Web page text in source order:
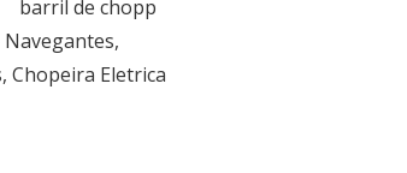
barril de chopp
Chopeira Eletrica